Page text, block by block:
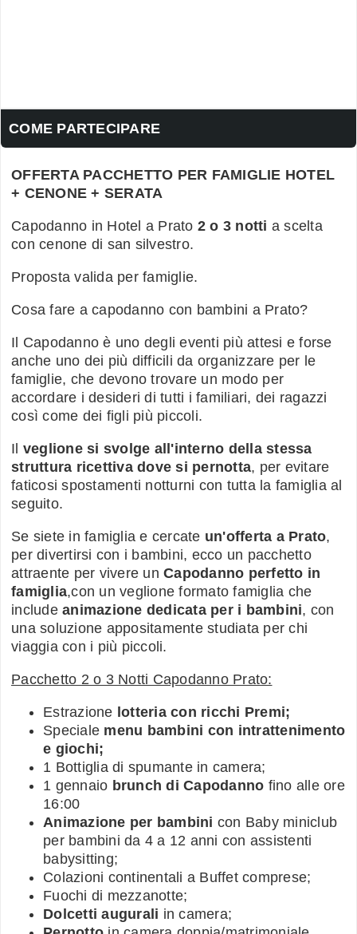
COME PARTECIPARE
OFFERTA PACCHETTO PER FAMIGLIE HOTEL
+ CENONE + SERATA
Capodanno in Hotel a Prato 2 o 3 notti a scelta
con cenone di san silvestro.
Proposta valida per famiglie.
Cosa fare a capodanno con bambini a Prato?
Il Capodanno è uno degli eventi più attesi e forse
anche uno dei più difficili da organizzare per le
famiglie, che devono trovare un modo per
accordare i desideri di tutti i familiari, dei ragazzi
così come dei figli più piccoli.
Il veglione si svolge all'interno della stessa
struttura ricettiva dove si pernotta, per evitare
faticosi spostamenti notturni con tutta la famiglia al
seguito.
Se siete in famiglia e cercate un'offerta a Prato,
per divertirsi con i bambini, ecco un pacchetto
attraente per vivere un Capodanno perfetto in
famiglia,con un veglione formato famiglia che
include animazione dedicata per i bambini, con
una soluzione appositamente studiata per chi
viaggia con i più piccoli.
Pacchetto 2 o 3 Notti Capodanno Prato:
Estrazione lotteria con ricchi Premi;
Speciale menu bambini con intrattenimento
e giochi;
1 Bottiglia di spumante in camera;
1 gennaio brunch di Capodanno fino alle ore
16:00
Animazione per bambini con Baby miniclub
per bambini da 4 a 12 anni con assistenti
babysitting;
Colazioni continentali a Buffet comprese;
Fuochi di mezzanotte;
Dolcetti augurali in camera;